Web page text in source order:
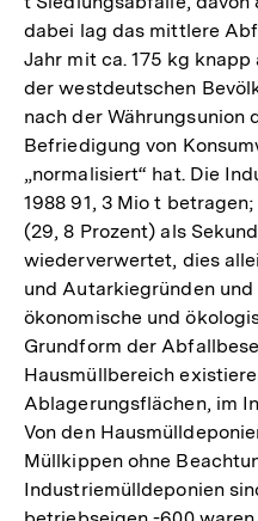
dabei lag das mittlere
Jahr mit ca. 175 kg
der westdeutschen
nach der
Befriedigung von
„normalisiert“ hat. Die
1988 91, 3 Mio t
(29, 8 Prozent) als
wiederverwertet, dies
und Autarkiegründen
ökonomische und
Grundform der
Hausmüllbereich
Ablagerungsflächen, im
Von den
Müllkippen ohne
Industriemülldeponien